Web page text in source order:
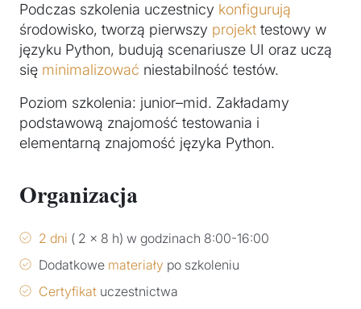
Podczas szkolenia uczestnicy konfigurują
środowisko, tworzą pierwszy projekt testowy w
języku Python, budują scenariusze UI oraz uczą
się minimalizować niestabilność testów.
Poziom szkolenia: junior–mid. Zakładamy
podstawową znajomość testowania i
elementarną znajomość języka Python.
Organizacja
2 dni ( 2 x 8 h) w godzinach 8:00-16:00
Dodatkowe materiały po szkoleniu
Certyfikat uczestnictwa